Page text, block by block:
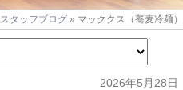
スタッフブログ » マッククス（蕎麦冷麺）
2026年5月28日